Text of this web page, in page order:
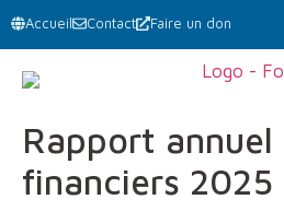
Accueil Contact Faire un don
Rapport
financiers 2025